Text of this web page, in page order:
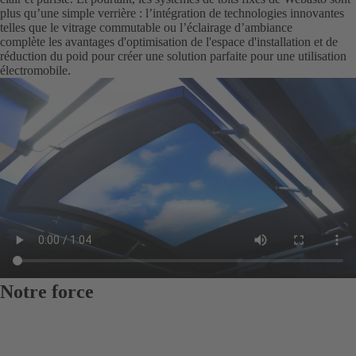
plus qu’une simple verrière : l’intégration de technologies innovantes
telles que le vitrage commutable ou l’éclairage d’ambiance
complète les avantages d'optimisation de l'espace d'installation et de
réduction du poid pour créer une solution parfaite pour une utilisation
électromobile.
Notre force